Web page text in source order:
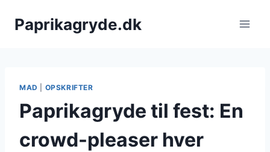
Paprikagryde.dk
MAD OPSKRIFTER
Paprikagryde til fest: En
crowd-pleaser hver